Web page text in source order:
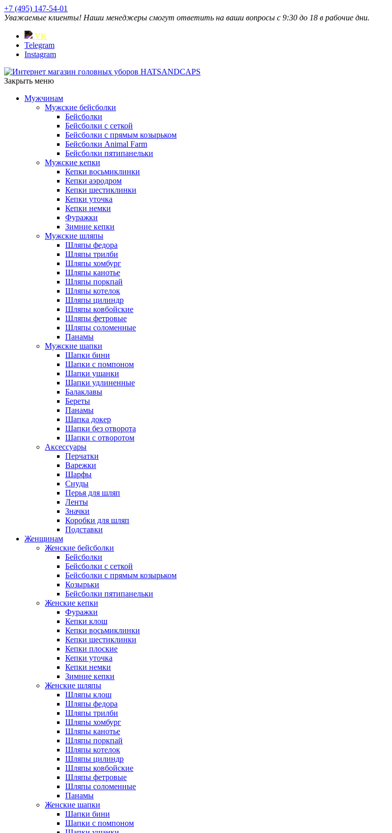
+7 (495) 147-54-01
Уважаемые клиенты! Наши менеджеры смогут ответить на ваши вопросы с 9:30 до 18 в рабочие дни.
VK
Telegram
Instagram
Закрыть меню
Мужчинам
Мужские бейсболки
Бейсболки
Бейсболки с сеткой
Бейсболки с прямым козырьком
Бейсболки Animal Farm
Бейсболки пятипанельки
Мужские кепки
Кепки восьмиклинки
Кепки аэродром
Кепки шестиклинки
Кепки уточка
Кепки немки
Фуражки
Зимние кепки
Мужские шляпы
Шляпы федора
Шляпы трилби
Шляпы хомбург
Шляпы канотье
Шляпы поркпай
Шляпы котелок
Шляпы цилиндр
Шляпы ковбойские
Шляпы фетровые
Шляпы соломенные
Панамы
Мужские шапки
Шапки бини
Шапки с помпоном
Шапки ушанки
Шапки удлиненные
Балаклавы
Береты
Панамы
Шапка докер
Шапки без отворота
Шапки с отворотом
Аксессуары
Перчатки
Варежки
Шарфы
Снуды
Перья для шляп
Ленты
Значки
Коробки для шляп
Подставки
Женщинам
Женские бейсболки
Бейсболки
Бейсболки с сеткой
Бейсболки с прямым козырьком
Козырьки
Бейсболки пятипанельки
Женские кепки
Фуражки
Кепки клош
Кепки восьмиклинки
Кепки шестиклинки
Кепки плоские
Кепки уточка
Кепки немки
Зимние кепки
Женские шляпы
Шляпы клош
Шляпы федора
Шляпы трилби
Шляпы хомбург
Шляпы канотье
Шляпы поркпай
Шляпы котелок
Шляпы цилиндр
Шляпы ковбойские
Шляпы фетровые
Шляпы соломенные
Панамы
Женские шапки
Шапки бини
Шапки с помпоном